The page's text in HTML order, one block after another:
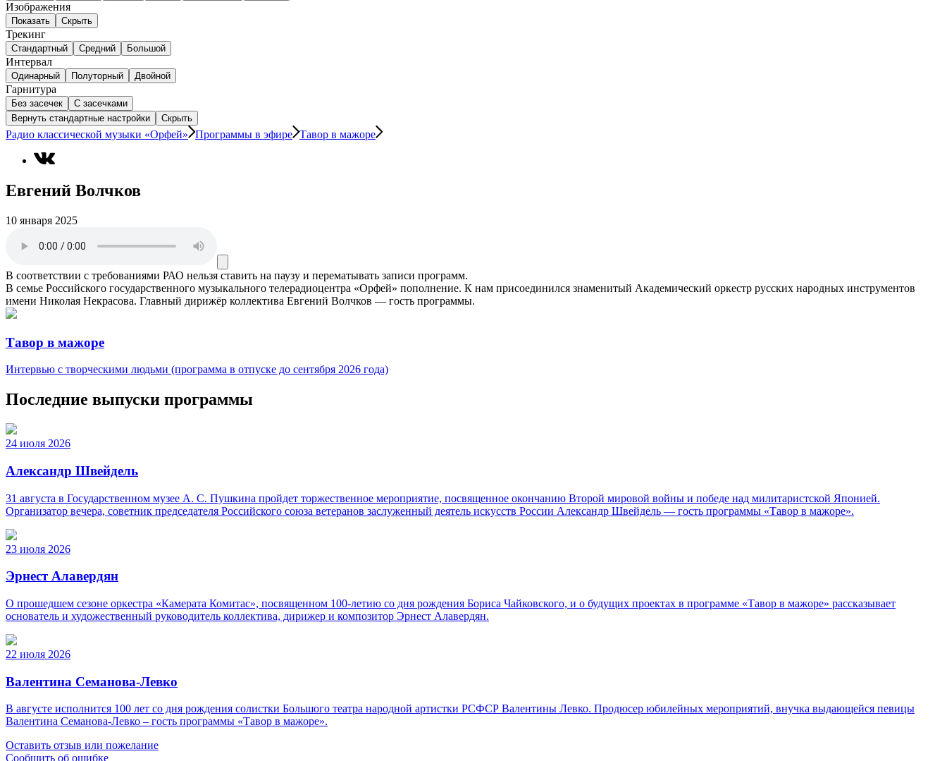
Изображения
Показать Скрыть
Трекинг
Стандартный Средний Большой
Интервал
Одинарный Полуторный Двойной
Гарнитура
Без засечек
С засечками
Вернуть стандартные настройки
Скрыть
Радио классической музыки «Орфей» Программы в эфире Тавор в мажоре
Евгений Волчков
10 января 2025
В соответствии с требованиями РАО нельзя ставить на паузу и перематывать записи программ.
В семье Российского государственного музыкального телерадиоцентра «Орфей» пополнение. К нам присоединился знаменитый Академический оркестр русских народных инструментов
имени Николая Некрасова. Главный дирижёр коллектива Евгений Волчков — гость программы.
Тавор в мажоре
Интервью с творческими людьми (программа в отпуске до сентября 2026 года)
Последние выпуски программы
24 июля 2026
Александр Швейдель
31 августа в Государственном музее А. С. Пушкина пройдет торжественное мероприятие, посвященное окончанию Второй мировой войны и победе над милитаристской Японией.
Организатор вечера, советник председателя Российского союза ветеранов заслуженный деятель искусств России Александр Швейдель — гость программы «Тавор в мажоре».
23 июля 2026
Эрнест Алавердян
О прошедшем сезоне оркестра «Камерата Комитас», посвященном 100-летию со дня рождения Бориса Чайковского, и о будущих проектах в программе «Тавор в мажоре» рассказывает
основатель и художественный руководитель коллектива, дирижер и композитор Эрнест Алавердян.
22 июля 2026
Валентина Семанова-Левко
В августе исполнится 100 лет со дня рождения солистки Большого театра народной артистки РСФСР Валентины Левко. Продюсер юбилейных мероприятий, внучка выдающейся певицы
Валентина Семанова-Левко – гость программы «Тавор в мажоре».
Оставить отзыв или пожелание
Сообщить об ошибке